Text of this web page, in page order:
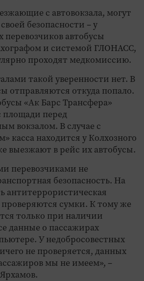
с автовокзала, могут
безопасности – у
перевозчиков автобусы
и системой ГЛОНАСС,
проходят медкомиссию.
такой уверенности нет. В
отправляются откуда попало.
«Ак Барс Трансфера»
площади перед
вокзалом. В случае с
касса находится у Колхозного
выезжают в рейс их автобусы.
перевозчиками не
безопасность. На
антитеррористическая
сумки. К тому же
только при наличии
данные о пассажирах
У недобросовестных
не проверяется, данных
мы не имеем», –